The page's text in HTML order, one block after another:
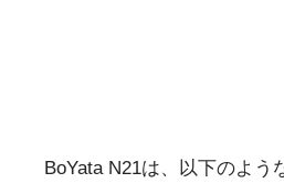
BoYata N21は、以下のよう